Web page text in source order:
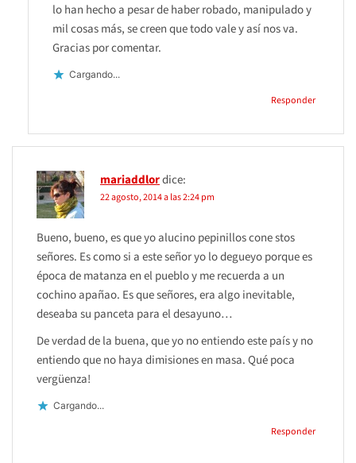
lo han hecho a pesar de haber robado, manipulado y
mil cosas más, se creen que todo vale y así nos va.
Gracias por comentar.
Cargando...
Responder
mariaddlordice:
22 agosto, 2014 a las 2:24 pm
Bueno, bueno, es que yo alucino pepinillos cone stos
señores. Es como si a este señor yo lo degueyo porque es
época de matanza en el pueblo y me recuerda a un
cochino apañao. Es que señores, era algo inevitable,
deseaba su panceta para el desayuno…
De verdad de la buena, que yo no entiendo este país y no
entiendo que no haya dimisiones en masa. Qué poca
vergüenza!
Cargando...
Responder